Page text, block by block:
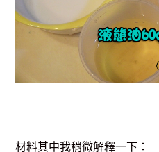
材料其中我稍微解釋一下：